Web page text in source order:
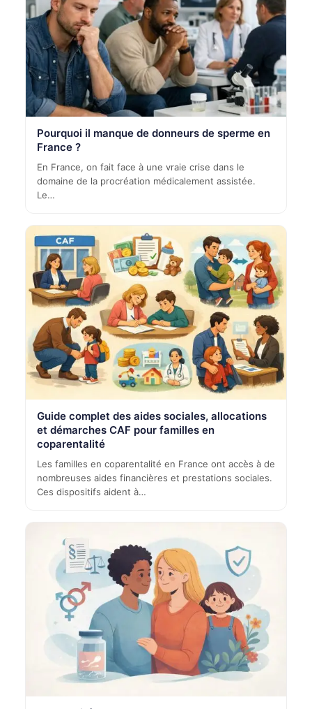
Pourquoi il manque de donneurs de sperme en
France ?
En France, on fait face à une vraie crise dans le
domaine de la procréation médicalement assistée.
Le…
Guide complet des aides sociales, allocations
et démarches CAF pour familles en
coparentalité
Les familles en coparentalité en France ont accès à de
nombreuses aides financières et prestations sociales.
Ces dispositifs aident à…